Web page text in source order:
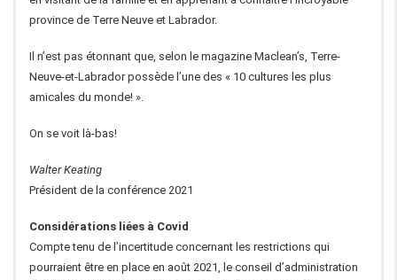
province de Terre­ Neuve ­et ­Labrador.
Il n’est pas étonnant que, selon le magazine Maclean’s, Terre-
Neuve-et-Labrador possède l’une des « 10 cultures les plus
amicales du monde! ».
On se voit là-bas!
Walter Keating
Président de la conférence 2021
Considérations liées à Covid
Compte tenu de l’incertitude concernant les restrictions qui
pourraient être en place en août 2021, le conseil d’administration